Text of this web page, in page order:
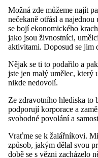
Možná zde můžeme najít
nečekaně otřásl a
se bojí ekonomického
jako jsou živnostníci,
aktivitami. Doposud se jim
Nějak se ti to podařilo a
jste jen malý umělec, který
nikde nedovolí.
Ze zdravotního hlediska to
podporují korporace a
svobodné povolání a
Vraťme se k žalářníkovi.
způsob, jakým dělal svou
době se s vězni zacházelo